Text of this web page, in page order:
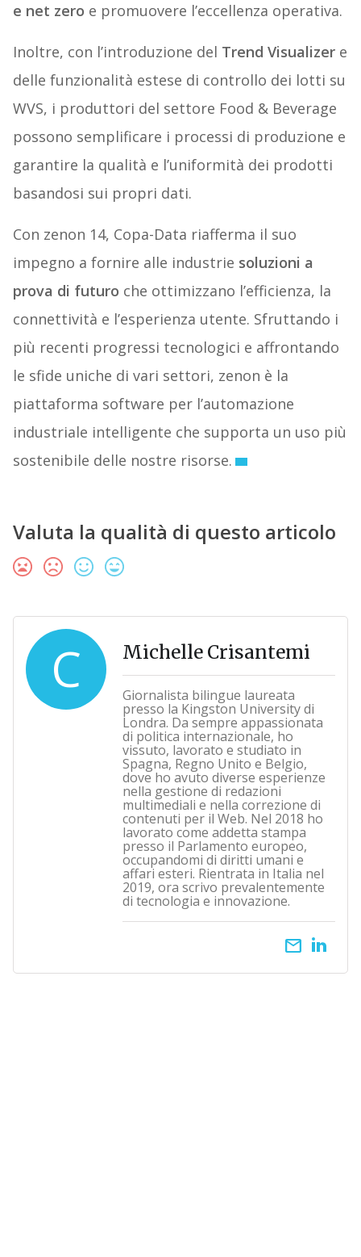
e net zero e promuovere l’eccellenza operativa.
Inoltre, con l’introduzione del Trend Visualizere
delle funzionalità estese di controllo dei lotti su
WVS, i produttori del settore Food & Beverage
possono semplificare i processi di produzione e
garantire la qualità e l’uniformità dei prodotti
basandosi sui propri dati.
Con zenon 14, Copa-Data riafferma il suo
impegno a fornire alle industrie soluzioni a
prova di futuro che ottimizzano l’efficienza, la
connettività e l’esperienza utente. Sfruttando i
più recenti progressi tecnologici e affrontando
le sfide uniche di vari settori, zenon è la
piattaforma software per l’automazione
industriale intelligente che supporta un uso più
sostenibile delle nostre risorse.
Valuta la qualità di questo articolo
C Michelle Crisantemi
Giornalista bilingue laureata
presso la Kingston University di
Londra. Da sempre appassionata
di politica internazionale, ho
vissuto, lavorato e studiato in
Spagna, Regno Unito e Belgio,
dove ho avuto diverse esperienze
nella gestione di redazioni
multimediali e nella correzione di
contenuti per il Web. Nel 2018 ho
lavorato come addetta stampa
presso il Parlamento europeo,
occupandomi di diritti umani e
affari esteri. Rientrata in Italia nel
2019, ora scrivo prevalentemente
di tecnologia e innovazione.
email